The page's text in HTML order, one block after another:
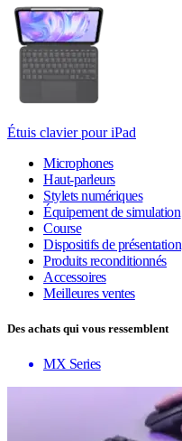
Étuis clavier pour iPad
Microphones
Haut-parleurs
Stylets numériques
Équipement de simulation
Course
Dispositifs de présentation
Produits reconditionnés
Accessoires
Meilleures ventes
Des achats qui vous ressemblent
MX Series